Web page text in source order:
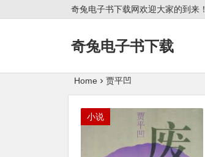
奇兔电子书下载网欢迎大家的到来！
奇兔电子书下载
Home 贾平凹
小说